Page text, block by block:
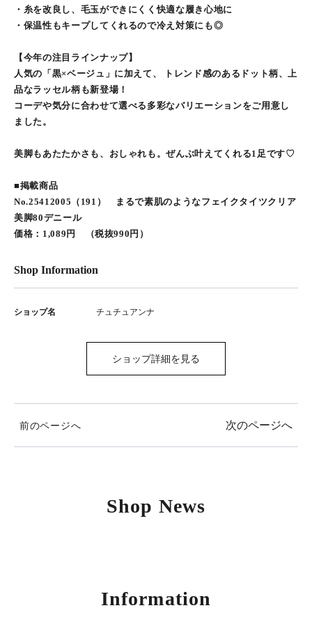
・糸を改良し、毛玉ができにくく快適な履き心地に
・保温性もキープしてくれるので冷え対策にも◎
【今年の注目ラインナップ】
人気の「黒×ベージュ」に加えて、 トレンド感のあるドット柄、上
品なラッセル柄も新登場！
コーデや気分に合わせて選べる多彩なバリエーションをご用意し
ました。
美脚もあたたかさも、おしゃれも。ぜんぶ叶えてくれる1足です♡
■掲載商品
No.25412005（191） まるで素肌のようなフェイクタイツクリア
美脚80デニール
価格：1,089円 （税抜990円）
Shop Information
ショップ名 チュチュアンナ
ショップ詳細を見る
前のページへ 次のページへ
Shop News
Information